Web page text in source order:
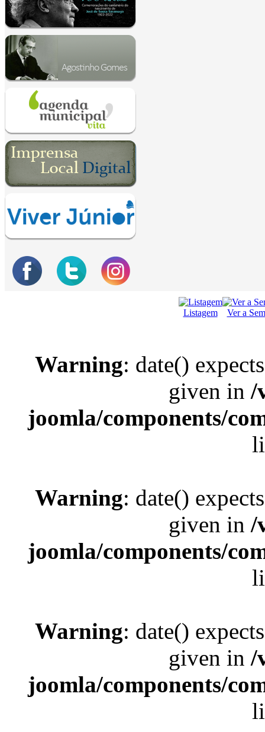
Listagem Ver a
Warning: date()
given in /
joomla/components/
Warning: date()
given in /
joomla/components/
Warning: date()
given in /
joomla/components/